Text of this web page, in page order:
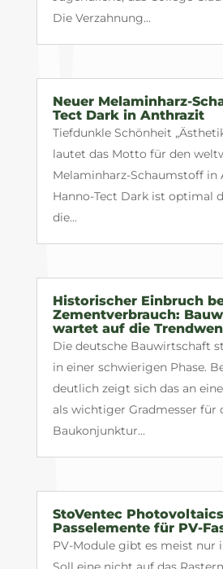
Die Verzahnung...
Neuer Melaminharz-
Tect Dark in Anthrazit
Tiefdunkle Schönheit
lautet das Motto für den
Melaminharz-Schaumstoff in
Hanno-Tect Dark ist optimal
die...
Historischer Einbruch
Zementverbrauch:
wartet auf die
Die deutsche Bauwirtschaft
in einer schwierigen Phase.
deutlich zeigt sich das an
als wichtiger Gradmesser für
Baukonjunktur...
StoVentec
Passelemente für PV-
PV-Module gibt es meist nur